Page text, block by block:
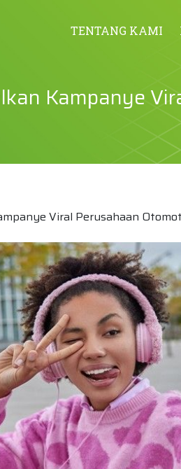
TENTANG KAMI
Kampanye
Viral Perusahaan